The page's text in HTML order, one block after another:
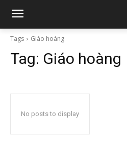
Tags Giáo hoàng
Tag: Giáo hoàng
No posts to display